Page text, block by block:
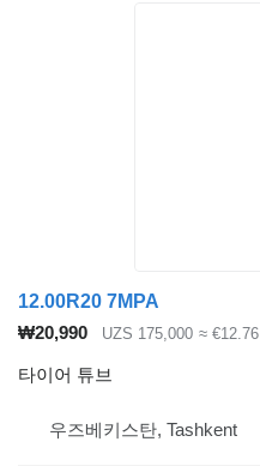
12.00R20 7MPA
₩20,990
UZS 175,000 ≈ €12.76
타이어 튜브
우즈베키스탄, Tashkent